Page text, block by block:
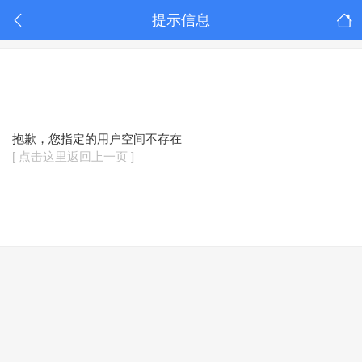
提示信息
抱歉，您指定的用户空间不存在
[ 点击这里返回上一页 ]